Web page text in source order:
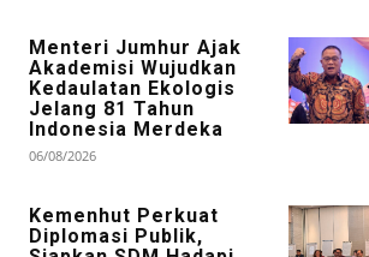
Menteri Jumhur Ajak
Akademisi Wujudkan
Kedaulatan Ekologis
Jelang 81 Tahun
Indonesia Merdeka
06/08/2026
Kemenhut Perkuat
Diplomasi Publik,